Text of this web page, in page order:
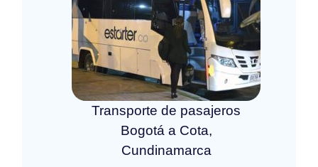
Transporte de pasajeros
Bogotá a Cota,
Cundinamarca